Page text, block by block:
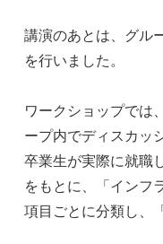
講演のあとは、グル
を行いました。
ワークショップでは
ープ内でディスカッ
卒業生が実際に就職
をもとに、「インフ
項目ごとに分類し、